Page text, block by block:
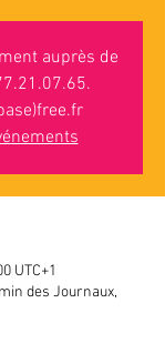
auprès de
UTC+1
des Journaux,